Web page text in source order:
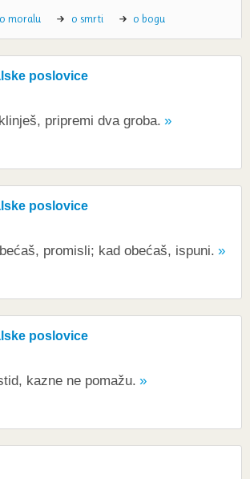
o moralu o smrti o bogu
poslovice
pripremi dva groba.
poslovice
promisli; kad obećaš, ispuni.
poslovice
kazne ne pomažu.